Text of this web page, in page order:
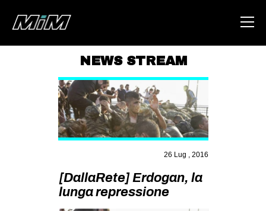
ABOUT
AREA
CSOA LAMBRETTA
NEWS STREAM
26 Lug , 2016
[DallaRete] Erdogan, la
lunga repressione